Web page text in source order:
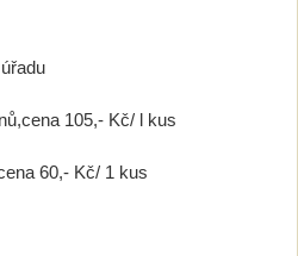
105,- Kč/ l kus
60,- Kč/ 1 kus